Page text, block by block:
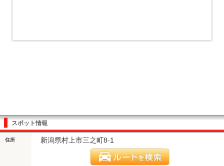
スポット情報
住所 新潟県村上市三之町8-1